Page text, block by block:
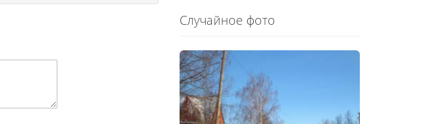
Случайное фото